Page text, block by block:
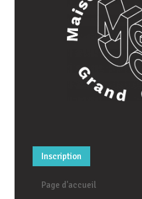
Inscription
Page d'accueil